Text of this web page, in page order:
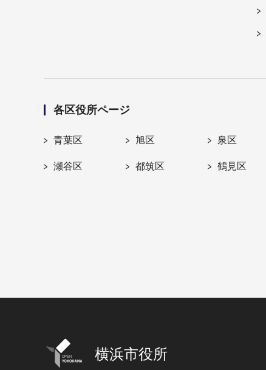
各区役所ページ
青葉区 旭区 泉区
瀬谷区 都筑区 鶴見区
横浜市役所